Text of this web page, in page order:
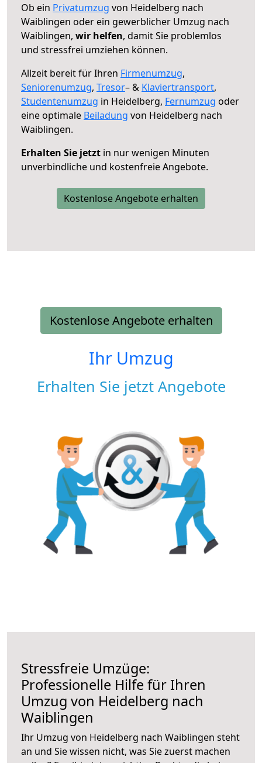
Ob ein Privatumzug von Heidelberg nach
Waiblingen oder ein gewerblicher Umzug nach
Waiblingen, wir helfen, damit Sie problemlos
und stressfrei umziehen können.
Allzeit bereit für Ihren Firmenumzug,
Seniorenumzug, Tresor– & Klaviertransport,
Studentenumzug in Heidelberg, Fernumzug oder
eine optimale Beiladung von Heidelberg nach
Waiblingen.
Erhalten Sie jetzt in nur wenigen Minuten
unverbindliche und kostenfreie Angebote.
Kostenlose Angebote erhalten
Kostenlose Angebote erhalten
Ihr Umzug
Erhalten Sie jetzt Angebote
Stressfreie Umzüge:
Professionelle Hilfe für Ihren
Umzug von Heidelberg nach
Waiblingen
Ihr Umzug von Heidelberg nach Waiblingen steht
an und Sie wissen nicht, was Sie zuerst machen